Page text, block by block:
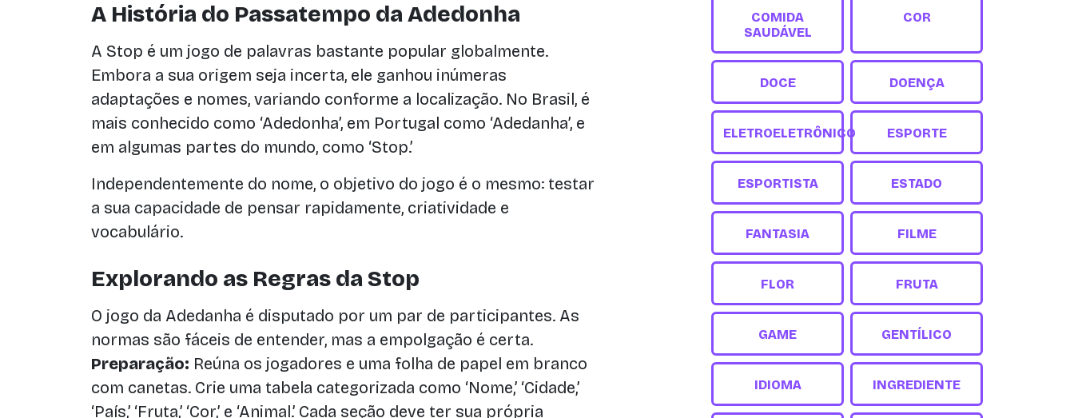
A História do Passatempo da Adedonha
A Stop é um jogo de palavras bastante popular globalmente.
Embora a sua origem seja incerta, ele ganhou inúmeras
adaptações e nomes, variando conforme a localização. No Brasil, é
mais conhecido como ‘Adedonha’, em Portugal como ‘Adedanha’, e
em algumas partes do mundo, como ‘Stop.’
Independentemente do nome, o objetivo do jogo é o mesmo: testar
a sua capacidade de pensar rapidamente, criatividade e
vocabulário.
Explorando as Regras da Stop
O jogo da Adedanha é disputado por um par de participantes. As
normas são fáceis de entender, mas a empolgação é certa.
Preparação: Reúna os jogadores e uma folha de papel em branco
com canetas. Crie uma tabela categorizada como ‘Nome,’ ‘Cidade,’
‘País,’ ‘Fruta,’ ‘Cor,’ e ‘Animal.’ Cada seção deve ter sua própria
COMIDA
SAUDÁVEL
COR
DOCE DOENÇA
ELETROELETRÔNICO ESPORTE
ESPORTISTA ESTADO
FANTASIA FILME
FLOR FRUTA
GAME GENTÍLICO
IDIOMA INGREDIENTE